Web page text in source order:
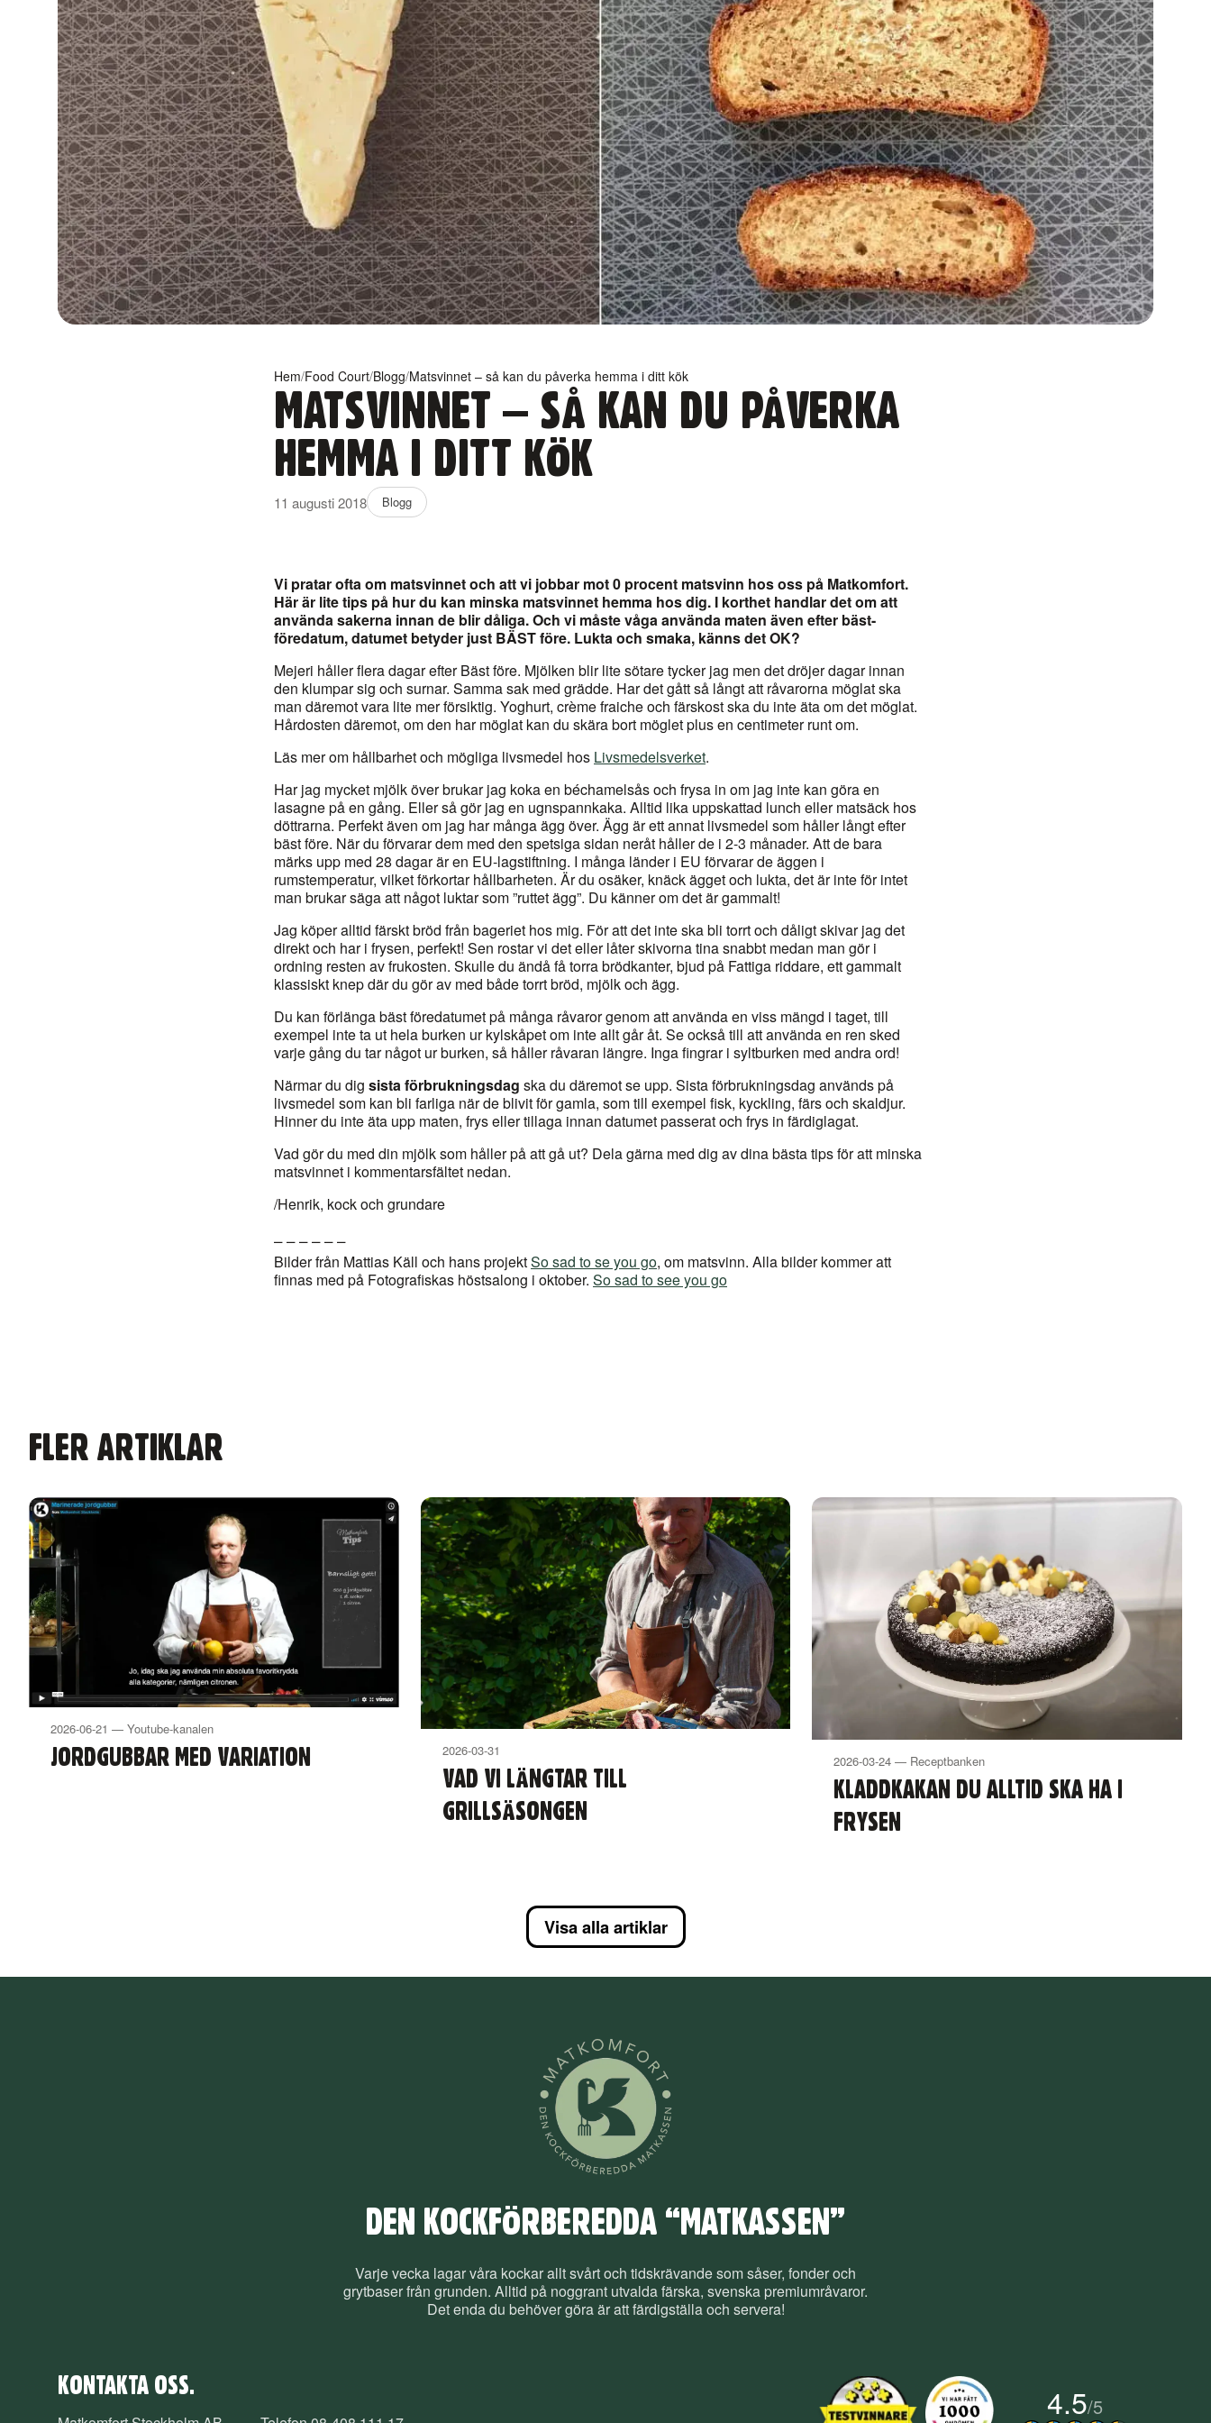
Hem/Food Court/Blogg/Matsvinnet – så kan du påverka hemma i ditt kök
MATSVINNET – SÅ KAN DU PÅVERKA
HEMMA I DITT KÖK
11 augusti 2018 Blogg
Vi pratar ofta om matsvinnet och att vi jobbar mot 0 procent matsvinn hos oss på Matkomfort.
Här är lite tips på hur du kan minska matsvinnet hemma hos dig. I korthet handlar det om att
använda sakerna innan de blir dåliga. Och vi måste våga använda maten även efter bäst-
föredatum, datumet betyder just BÄST före. Lukta och smaka, känns det OK?
Mejeri håller flera dagar efter Bäst före. Mjölken blir lite sötare tycker jag men det dröjer dagar innan
den klumpar sig och surnar. Samma sak med grädde. Har det gått så långt att råvarorna möglat ska
man däremot vara lite mer försiktig. Yoghurt, crème fraiche och färskost ska du inte äta om det möglat.
Hårdosten däremot, om den har möglat kan du skära bort möglet plus en centimeter runt om.
Läs mer om hållbarhet och mögliga livsmedel hos Livsmedelsverket.
Har jag mycket mjölk över brukar jag koka en béchamelsås och frysa in om jag inte kan göra en
lasagne på en gång. Eller så gör jag en ugnspannkaka. Alltid lika uppskattad lunch eller matsäck hos
döttrarna. Perfekt även om jag har många ägg över. Ägg är ett annat livsmedel som håller långt efter
bäst före. När du förvarar dem med den spetsiga sidan neråt håller de i 2-3 månader. Att de bara
märks upp med 28 dagar är en EU-lagstiftning. I många länder i EU förvarar de äggen i
rumstemperatur, vilket förkortar hållbarheten. Är du osäker, knäck ägget och lukta, det är inte för intet
man brukar säga att något luktar som ”ruttet ägg”. Du känner om det är gammalt!
Jag köper alltid färskt bröd från bageriet hos mig. För att det inte ska bli torrt och dåligt skivar jag det
direkt och har i frysen, perfekt! Sen rostar vi det eller låter skivorna tina snabbt medan man gör i
ordning resten av frukosten. Skulle du ändå få torra brödkanter, bjud på Fattiga riddare, ett gammalt
klassiskt knep där du gör av med både torrt bröd, mjölk och ägg.
Du kan förlänga bäst föredatumet på många råvaror genom att använda en viss mängd i taget, till
exempel inte ta ut hela burken ur kylskåpet om inte allt går åt. Se också till att använda en ren sked
varje gång du tar något ur burken, så håller råvaran längre. Inga fingrar i syltburken med andra ord!
Närmar du dig sista förbrukningsdag ska du däremot se upp. Sista förbrukningsdag används på
livsmedel som kan bli farliga när de blivit för gamla, som till exempel fisk, kyckling, färs och skaldjur.
Hinner du inte äta upp maten, frys eller tillaga innan datumet passerat och frys in färdiglagat.
Vad gör du med din mjölk som håller på att gå ut? Dela gärna med dig av dina bästa tips för att minska
matsvinnet i kommentarsfältet nedan.
/Henrik, kock och grundare
– – – – – –
Bilder från Mattias Käll och hans projektSo sad to se you go, om matsvinn. Alla bilder kommer att
finnas med på Fotografiskas höstsalong i oktober. So sad to see you go
FLER ARTIKLAR
2026-06-21 — Youtube-kanalen
JORDGUBBAR MED VARIATION 2026-03-31
VAD VI LÄNGTAR TILL
GRILLSÄSONGEN
2026-03-24 — Receptbanken
KLADDKAKAN DU ALLTID SKA HA I
FRYSEN
Visa alla artiklar
DEN KOCKFÖRBEREDDA “MATKASSEN”
Varje vecka lagar våra kockar allt svårt och tidskrävande som såser, fonder och
grytbaser från grunden. Alltid på noggrant utvalda färska, svenska premiumråvaror.
Det enda du behöver göra är att färdigställa och servera!
KONTAKTA OSS. 4.5/5